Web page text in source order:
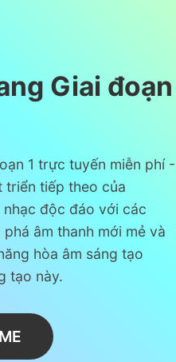
Giai đoạn
1 trực tuyến miễn phí -
triển tiếp theo của
độc đáo với các
âm thanh mới mẻ và
hòa âm sáng tạo
tạo này.